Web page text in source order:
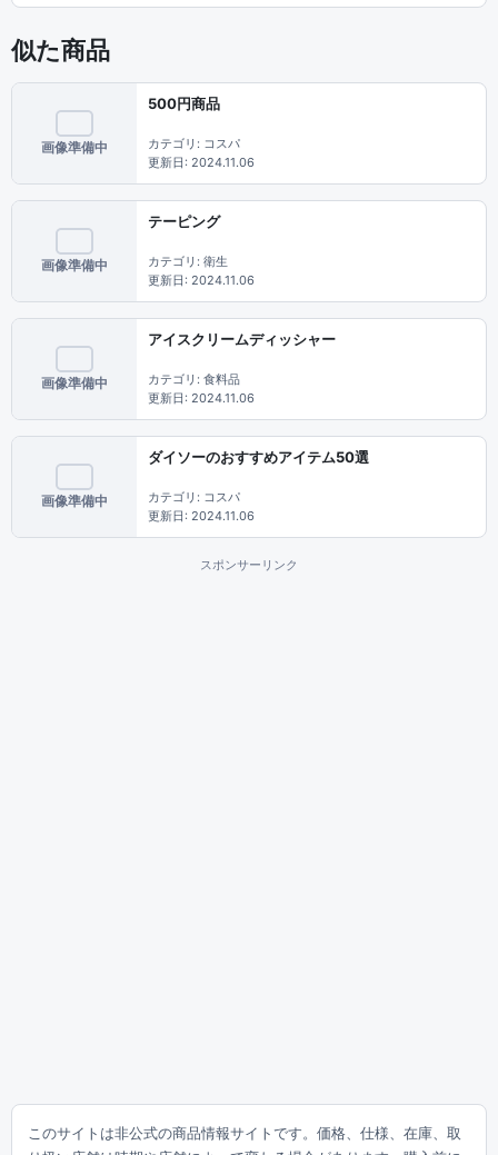
似た商品
画像準備中
500円商品
カテゴリ: コスパ
更新日: 2024.11.06
画像準備中
テーピング
カテゴリ: 衛生
更新日: 2024.11.06
画像準備中
アイスクリームディッシャー
カテゴリ: 食料品
更新日: 2024.11.06
画像準備中
ダイソーのおすすめアイテム50選
カテゴリ: コスパ
更新日: 2024.11.06
スポンサーリンク
このサイトは非公式の商品情報サイトです。価格、仕様、在庫、取